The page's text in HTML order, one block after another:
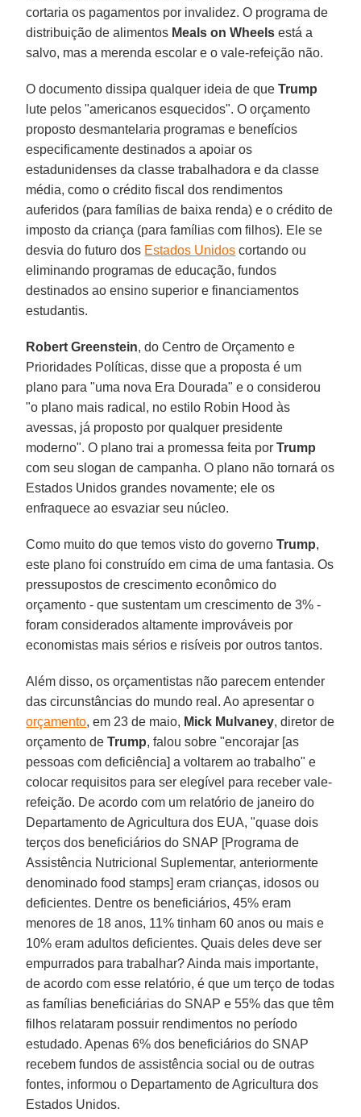
cortaria os pagamentos por invalidez. O programa de
distribuição de alimentos Meals on Wheels está a
salvo, mas a merenda escolar e o vale-refeição não.
O documento dissipa qualquer ideia de queTrump
lute pelos "americanos esquecidos". O orçamento
proposto desmantelaria programas e benefícios
especificamente destinados a apoiar os
estadunidenses da classe trabalhadora e da classe
média, como o crédito fiscal dos rendimentos
auferidos (para famílias de baixa renda) e o crédito de
imposto da criança (para famílias com filhos). Ele se
desvia do futuro dos Estados Unidos cortando ou
eliminando programas de educação, fundos
destinados ao ensino superior e financiamentos
estudantis.
Robert Greenstein, do Centro de Orçamento e
Prioridades Políticas, disse que a proposta é um
plano para "uma nova Era Dourada" e o considerou
"o plano mais radical, no estilo Robin Hood às
avessas, já proposto por qualquer presidente
moderno". O plano trai a promessa feita porTrump
com seu slogan de campanha. O plano não tornará os
Estados Unidos grandes novamente; ele os
enfraquece ao esvaziar seu núcleo.
Como muito do que temos visto do governoTrump,
este plano foi construído em cima de uma fantasia. Os
pressupostos de crescimento econômico do
orçamento - que sustentam um crescimento de 3% -
foram considerados altamente improváveis por
economistas mais sérios e risíveis por outros tantos.
Além disso, os orçamentistas não parecem entender
das circunstâncias do mundo real. Ao apresentar o
orçamento, em 23 de maio, Mick Mulvaney, diretor de
orçamento deTrump, falou sobre "encorajar [as
pessoas com deficiência] a voltarem ao trabalho" e
colocar requisitos para ser elegível para receber vale-
refeição. De acordo com um relatório de janeiro do
Departamento de Agricultura dos EUA, "quase dois
terços dos beneficiários do SNAP [Programa de
Assistência Nutricional Suplementar, anteriormente
denominado food stamps] eram crianças, idosos ou
deficientes. Dentre os beneficiários, 45% eram
menores de 18 anos, 11% tinham 60 anos ou mais e
10% eram adultos deficientes. Quais deles deve ser
empurrados para trabalhar? Ainda mais importante,
de acordo com esse relatório, é que um terço de todas
as famílias beneficiárias do SNAP e 55% das que têm
filhos relataram possuir rendimentos no período
estudado. Apenas 6% dos beneficiários do SNAP
recebem fundos de assistência social ou de outras
fontes, informou o Departamento de Agricultura dos
Estados Unidos.